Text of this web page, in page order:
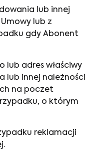
lub innej
lub z
gdy Abonent
lub adres właściwy
lub innej należności
na poczet
o którym
reklamacji